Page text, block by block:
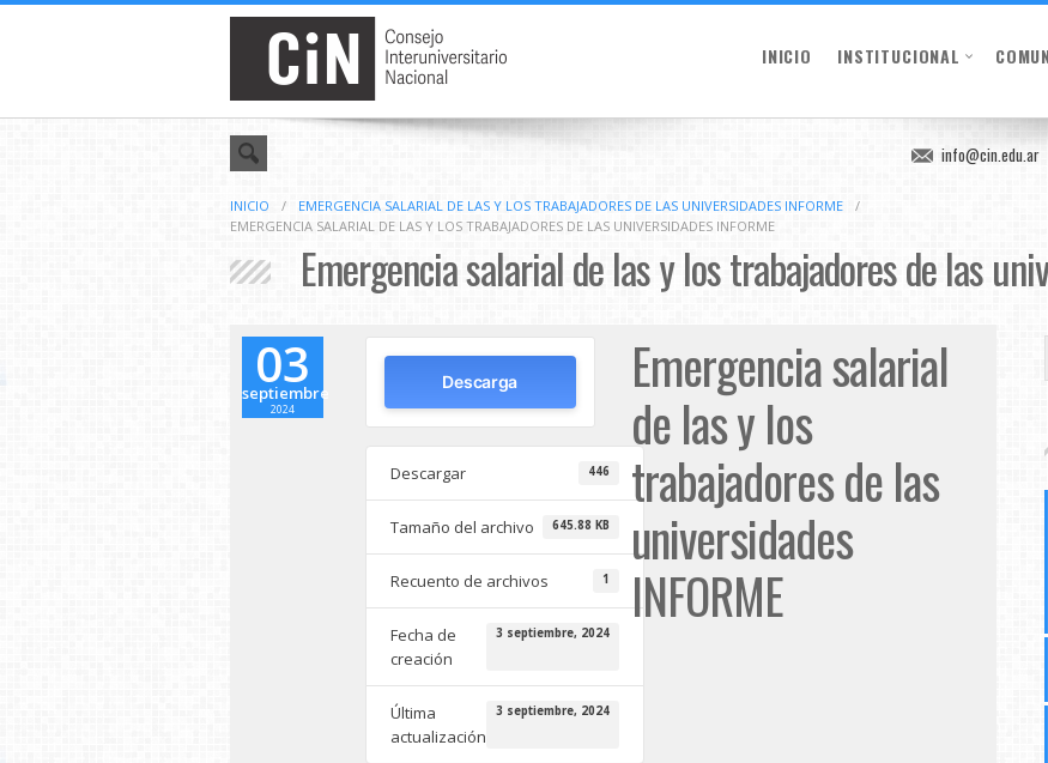
INICIO INSTITUCIONAL
info@cin.edu.ar
INICIO / EMERGENCIA SALARIAL DE LAS Y LOS TRABAJADORES DE LAS UNIVERSIDADES INFORME
/
EMERGENCIA SALARIAL DE LAS Y LOS TRABAJADORES DE LAS UNIVERSIDADES INFORME
Emergencia salarial de las y los trabajadores de las
03
septiembre
2024
Descarga
Descargar 446
Tamaño del archivo 645.88 KB
Recuento de archivos 1
Fecha de
creación
3 septiembre, 2024
Última
actualización
3 septiembre, 2024
Emergencia salarial
de las y los
trabajadores de las
universidades
INFORME